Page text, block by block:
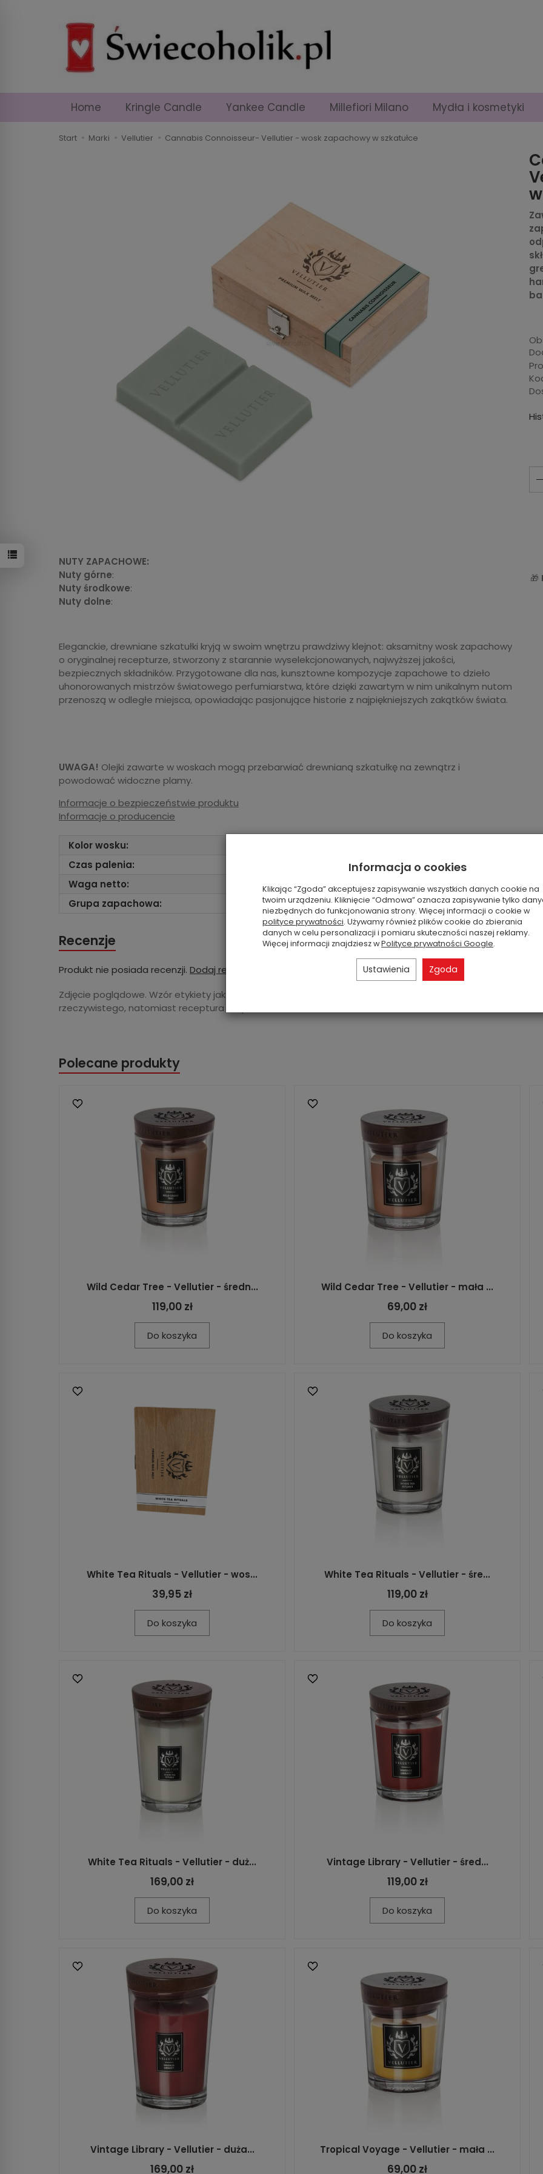
Home Kringle Candle Yankee Candle Millefiori Milano Mydła i kosmetyki
Start Marki Vellutier Cannabis Connoisseur- Vellutier - wosk zapachowy w szkatułce
🎁
NUTY ZAPACHOWE:
Nuty górne:
Nuty środkowe:
Nuty dolne:
Eleganckie, drewniane szkatułki kryją w swoim wnętrzu prawdziwy klejnot: aksamitny wosk zapachowy
o oryginalnej recepturze, stworzony z starannie wyselekcjonowanych, najwyższej jakości,
bezpiecznych składników. Przygotowane dla nas, kunsztowne kompozycje zapachowe to dzieło
uhonorowanych mistrzów światowego perfumiarstwa, które dzięki zawartym w nim unikalnym nutom
przenoszą w odległe miejsca, opowiadając pasjonujące historie z najpiękniejszych zakątków świata.
UWAGA! Olejki zawarte w woskach mogą przebarwiać drewnianą szkatułkę na zewnątrz i
powodować widoczne plamy.
Informacje o bezpieczeństwie produktu
Informacje o producencie
Kolor wosku:
Czas palenia:
do 20h
Waga netto:
50 gram
Grupa zapachowa:
fresh
Recenzje
Produkt nie posiada recenzji. Dodaj recenzję
Zdjęcie poglądowe. Wzór etykiety jak i odcień produktu na zdjęciu mogą się różnić od wyglądu
rzeczywistego, natomiast receptura i zapach zawsze bez zmian.
Polecane produkty
Wild Cedar Tree - Vellutier - średn...
119,00 zł
Do koszyka
Wild Cedar Tree - Vellutier - mała ...
69,00 zł
Do koszyka
White Tea Rituals - Vellutier - wos...
39,95 zł
Do koszyka
White Tea Rituals - Vellutier - śre...
119,00 zł
Do koszyka
White Tea Rituals - Vellutier - duż...
169,00 zł
Do koszyka
Vintage Library - Vellutier - śred...
119,00 zł
Do koszyka
Vintage Library - Vellutier - duża...
169,00 zł
Tropical Voyage - Vellutier - mała ...
69,00 zł
Informacja o cookies
Klikając “Zgoda” akceptujesz zapisywanie wszystkich danych cookie na
twoim urządzeniu. Kliknięcie “Odmowa” oznacza zapisywanie tylko
niezbędnych do funkcjonowania strony. Więcej informacji o cookie w
polityce prywatności. Używamy również plików cookie do zbierania
danych w celu personalizacji i pomiaru skuteczności naszej reklamy.
Więcej informacji znajdziesz wPolityce prywatności Google.
Ustawienia Zgoda